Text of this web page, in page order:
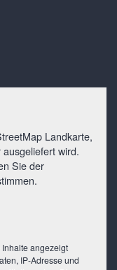
Landkarte,
wird.
Sie der
angezeigt
IP-Adresse und